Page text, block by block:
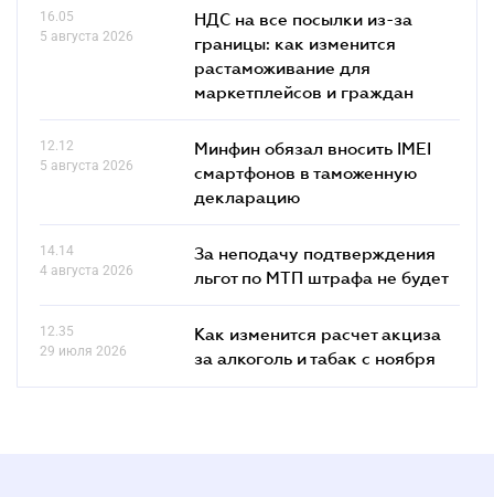
16.05
5 августа 2026
НДС на все посылки из-за
границы: как изменится
растаможивание для
маркетплейсов и граждан
12.12
5 августа 2026
Минфин обязал вносить IMEI
смартфонов в таможенную
декларацию
14.14
4 августа 2026
За неподачу подтверждения
льгот по МТП штрафа не будет
12.35
29 июля 2026
Как изменится расчет акциза
за алкоголь и табак с ноября